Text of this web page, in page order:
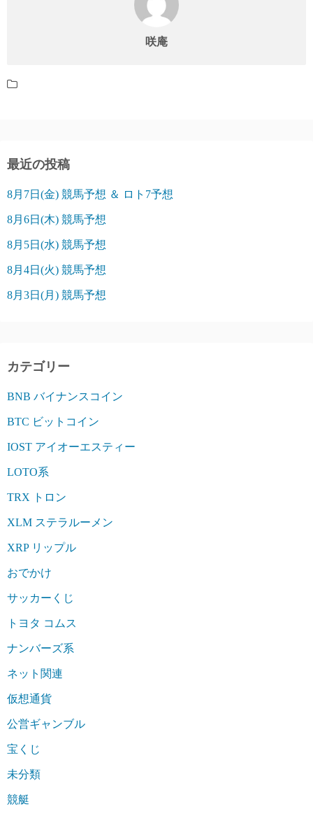
咲庵
最近の投稿
8月7日(金) 競馬予想 ＆ ロト7予想
8月6日(木) 競馬予想
8月5日(水) 競馬予想
8月4日(火) 競馬予想
8月3日(月) 競馬予想
カテゴリー
BNB バイナンスコイン
BTC ビットコイン
IOST アイオーエスティー
LOTO系
TRX トロン
XLM ステラルーメン
XRP リップル
おでかけ
サッカーくじ
トヨタ コムス
ナンバーズ系
ネット関連
仮想通貨
公営ギャンブル
宝くじ
未分類
競艇